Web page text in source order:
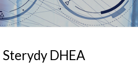
Sterydy DHEA